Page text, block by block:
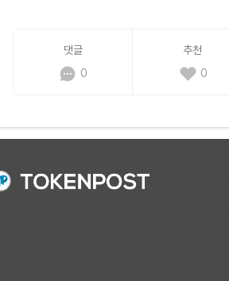
댓글
0
추천
0